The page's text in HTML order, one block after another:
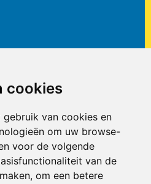
cookies
van cookies en
om uw browse-
voor de volgende
van de
, om een betere
VAN